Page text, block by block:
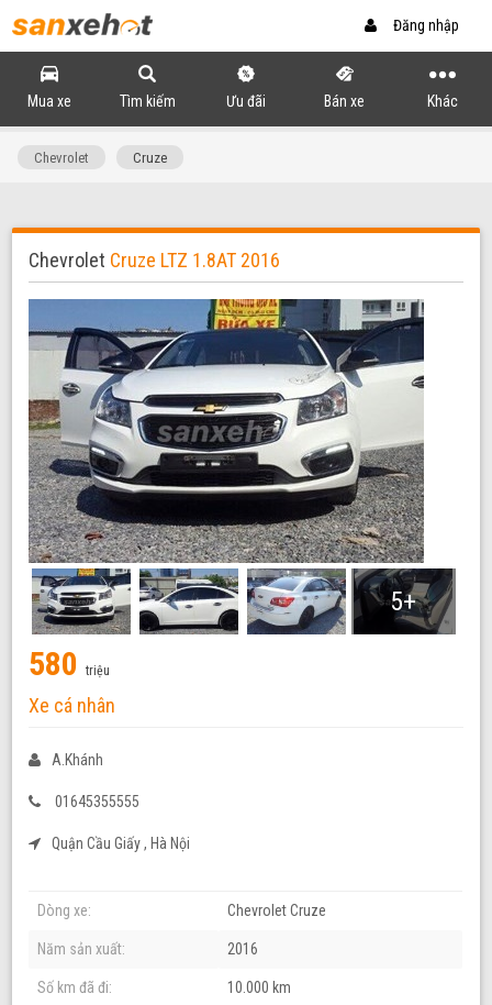
Đăng nhập
Mua xe Tìm kiếm Ưu đãi Bán xe Khác
Chevrolet Cruze
Chevrolet Cruze LTZ 1.8AT 2016
5+
580triệu
Xe cá nhân
A.Khánh
01645355555
Quận Cầu Giấy , Hà Nội
Dòng xe: Chevrolet Cruze
Năm sản xuất: 2016
Số km đã đi: 10.000 km